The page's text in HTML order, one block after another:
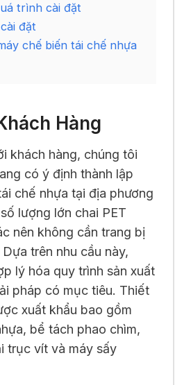
trình cài đặt
đặt
chế biến tái chế nhựa
Hàng
khách hàng, chúng tôi
có ý định thành lập
chế nhựa tại địa phương
lượng lớn chai PET
nên không cần trang bị
trên nhu cầu này,
lý hóa quy trình sản xuất
pháp có mục tiêu. Thiết
xuất khẩu bao gồm
bể tách phao chìm,
trục vít và máy sấy